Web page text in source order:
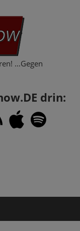
…Gegen
drin: